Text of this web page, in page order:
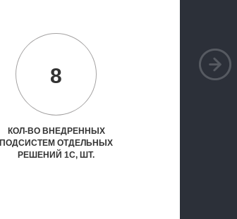
8
КОЛ-ВО ВНЕДРЕННЫХ
ПОДСИСТЕМ ОТДЕЛЬНЫХ
РЕШЕНИЙ 1С, ШТ.